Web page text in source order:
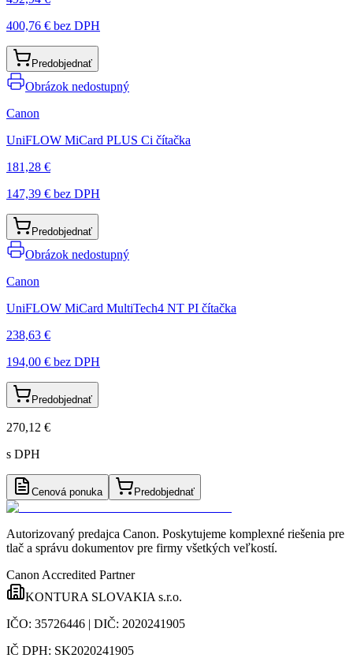
400,76 € bez DPH
Predobjednať
Obrázok nedostupný
Canon
UniFLOW MiCard PLUS Ci čítačka
181,28 €
147,39 € bez DPH
Predobjednať
Obrázok nedostupný
Canon
UniFLOW MiCard MultiTech4 NT PI čítačka
238,63 €
194,00 € bez DPH
Predobjednať
270,12 €
s DPH
Cenová ponuka Predobjednať
Autorizovaný predajca Canon. Poskytujeme komplexné riešenia pre
tlač a správu dokumentov pre firmy všetkých veľkostí.
Canon Accredited Partner
KONTURA SLOVAKIA s.r.o.
IČO: 35726446 | DIČ: 2020241905
IČ DPH: SK2020241905